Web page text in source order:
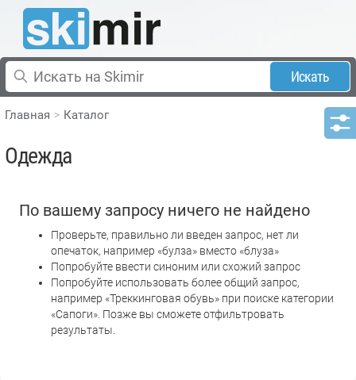
Искать
Главная Каталог
Одежда
По вашему запросу ничего не найдено
Проверьте, правильно ли введен запрос, нет ли
опечаток, например «булза» вместо «блуза»
Попробуйте ввести синоним или схожий запрос
Попробуйте использовать более общий запрос,
например «Треккинговая обувь» при поиске категории
«Сапоги». Позже вы сможете отфильтровать
результаты.